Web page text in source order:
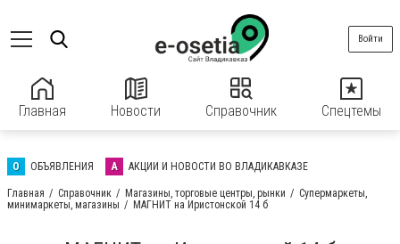
Главная Новости Справочник Спецтемы
Войти
О ОБЪЯВЛЕНИЯ А АКЦИИ И НОВОСТИ ВО ВЛАДИКАВКАЗЕ
Главная Справочник Магазины, торговые центры, рынки
Супермаркеты,
минимаркеты, магазины
МАГНИТ на Иристонской 14 б